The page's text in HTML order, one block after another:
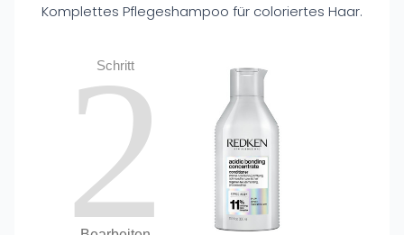
Komplettes Pflegeshampoo für coloriertes Haar.
Schritt
2